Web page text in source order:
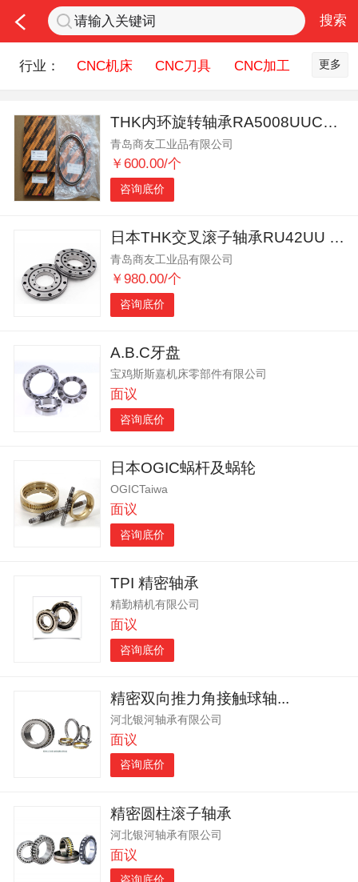
行业： CNC机床 CNC刀具
CNC加工
润滑油
机器人
测量设备
机床刀具服务
更多
THK内环旋转轴承RA5008UUCCO现货直供
青岛商友工业品有限公司
￥600.00/个
咨询底价
日本THK交叉滚子轴承RU42UU RU178GUU
青岛商友工业品有限公司
￥980.00/个
咨询底价
A.B.C牙盘
宝鸡斯斯嘉机床零部件有限公司
面议
咨询底价
日本OGIC蜗杆及蜗轮
OGICTaiwa
面议
咨询底价
TPI 精密轴承
精勤精机有限公司
面议
咨询底价
精密双向推力角接触球轴...
河北银河轴承有限公司
面议
咨询底价
精密圆柱滚子轴承
河北银河轴承有限公司
面议